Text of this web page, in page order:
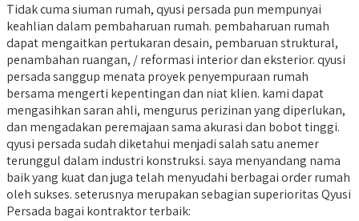
Tidak cuma siuman rumah, qyusi persada pun mempunyai
keahlian dalam pembaharuan rumah. pembaharuan rumah
dapat mengaitkan pertukaran desain, pembaruan struktural,
penambahan ruangan, / reformasi interior dan eksterior. qyusi
persada sanggup menata proyek penyempuraan rumah
bersama mengerti kepentingan dan niat klien. kami dapat
mengasihkan saran ahli, mengurus perizinan yang diperlukan,
dan mengadakan peremajaan sama akurasi dan bobot tinggi.
qyusi persada sudah diketahui menjadi salah satu anemer
terunggul dalam industri konstruksi. saya menyandang nama
baik yang kuat dan juga telah menyudahi berbagai order rumah
oleh sukses. seterusnya merupakan sebagian superioritas Qyusi
Persada bagai kontraktor terbaik: